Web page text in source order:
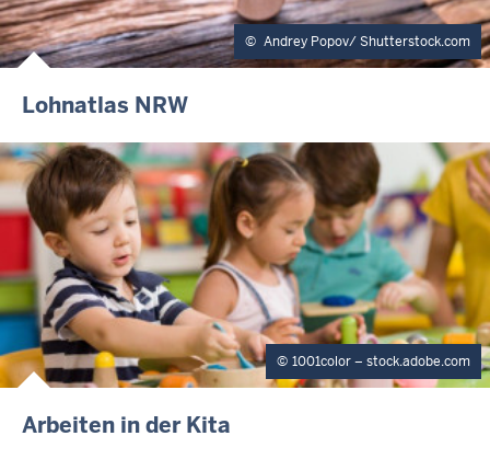
Andrey Popov/ Shutterstock.com
Lohnatlas NRW
1001color – stock.adobe.com
Arbeiten in der Kita